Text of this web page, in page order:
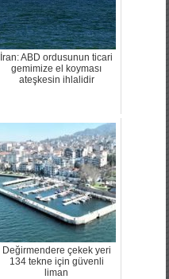
İran: ABD ordusunun ticari
gemimize el koyması
ateşkesin ihlalidir
Değirmendere çekek yeri
134 tekne için güvenli
liman